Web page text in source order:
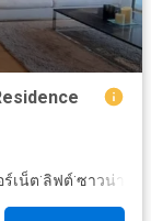
ร์เน็ต·ลิฟต์·ซาวน่า